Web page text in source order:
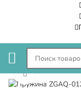
Нажмите,